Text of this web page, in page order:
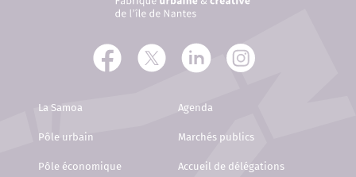
La Samoa
Pôle urbain
Pôle économique
Agenda
Marchés publics
Accueil de délégations